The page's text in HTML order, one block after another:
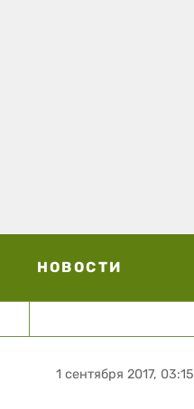
НОВОСТИ
1 сентября 2017, 03:15